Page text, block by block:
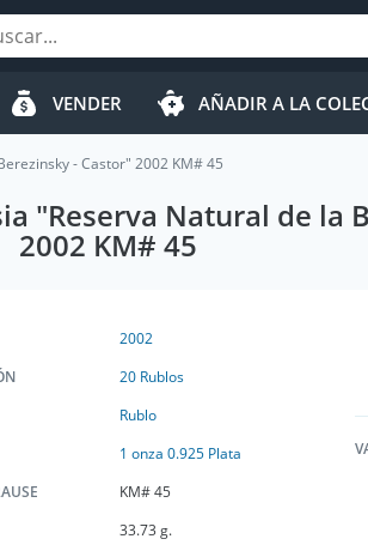
VENDER AÑADIR A LA
- Castor" 2002 KM# 45
"Reserva Natural de la
2002 KM# 45
2002
20 Rublos
Rublo
1 onza 0.925 Plata
KM# 45
33.73 g.